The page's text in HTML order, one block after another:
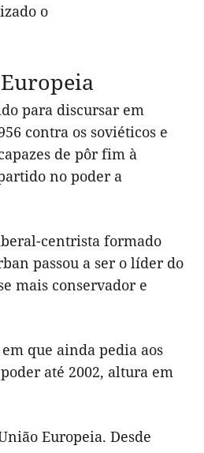
o
para discursar em
contra os soviéticos e
de pôr fim à
no poder a
centrista formado
passou a ser o líder do
mais conservador e
que ainda pedia aos
até 2002, altura em
Europeia. Desde